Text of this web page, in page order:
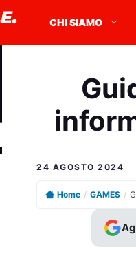
CHI SIAMO
24 AGOSTO 2024
Home / GAMES /